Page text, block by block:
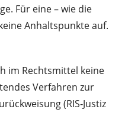
Für eine – wie die
Anhaltspunkte auf.
im Rechtsmittel keine
Verfahren zur
(RIS‑Justiz